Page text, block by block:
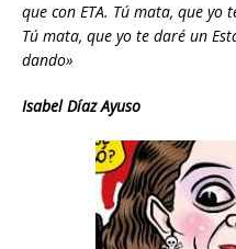
que con ETA. Tú mata, que
Tú mata, que yo te daré un
dando»
Isabel Díaz Ayuso